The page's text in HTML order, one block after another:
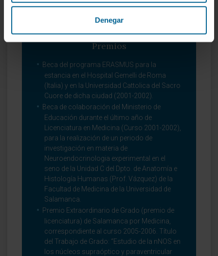
Denegar
Premios
Beca del programa ERASMUS para la
estancia en el Hospital Gemelli de Roma
(Italia) y en la Universidad Cattolica del Sacro
Cuore de dicha ciudad (2001-2002).
Beca de colaboración del Ministerio de
Educación durante el último año de
Licenciatura en Medicina (Curso 2001-2002),
para la realización de un periodo de
investigación en materia de
Neuroendocrinologia experimental en el
seno de la Unidad C del Dpto. de Anatomía e
Histología Humanas (Prof. Vázquez) de la
Facultad de Medicina de la Universidad de
Salamanca.
Premio Extraordinario de Grado (premio de
licenciatura) de Salamanca por Medicina,
correspondiente al curso 2005-2006. Título
del Trabajo de Grado: “Estudio de la nNOS en
los núcleos supraóptico y paraventricular